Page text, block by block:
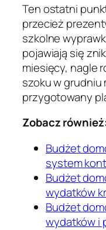
Ten ostatni
przecież
szkolne
pojawiają się
miesięcy, nagle
szoku w grudniu
przygotowany
Zobacz
Budżet
system
Budżet
wydatków
Budżet
wydatków i